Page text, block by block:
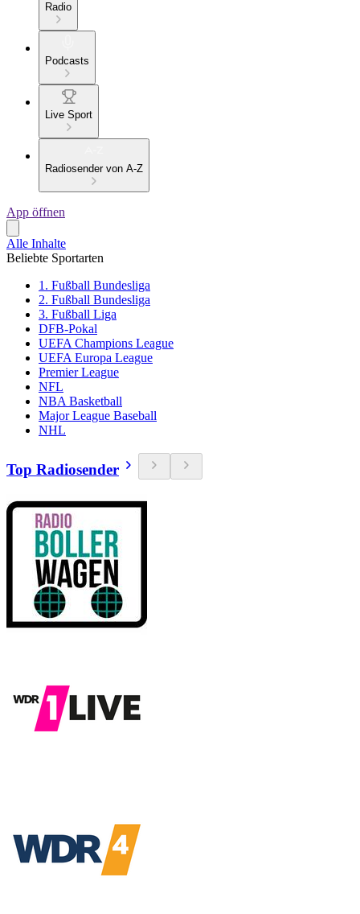
Radio
Podcasts
Live Sport
Radiosender von A-Z
App öffnen
Alle Inhalte
Beliebte Sportarten
1. Fußball Bundesliga
2. Fußball Bundesliga
3. Fußball Liga
DFB-Pokal
UEFA Champions League
UEFA Europa League
Premier League
NFL
NBA Basketball
Major League Baseball
NHL
Top Radiosender